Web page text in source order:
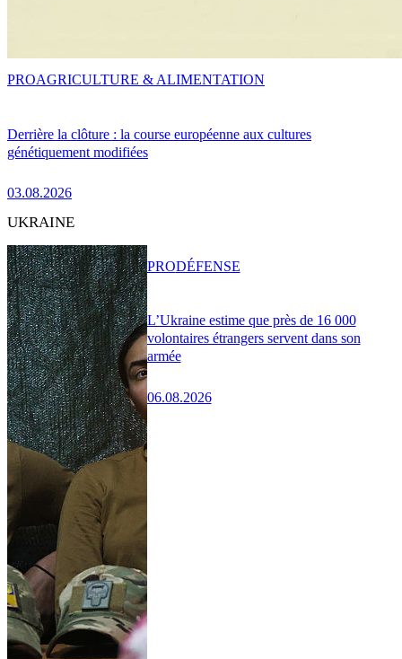
Derrière la clôture : la course européenne aux cultures
génétiquement modifiées
03.08.2026
PROAGRICULTURE & ALIMENTATION
UKRAINE
L’Ukraine estime que près de 16 000
volontaires étrangers servent dans son
armée
06.08.2026
PRODÉFENSE